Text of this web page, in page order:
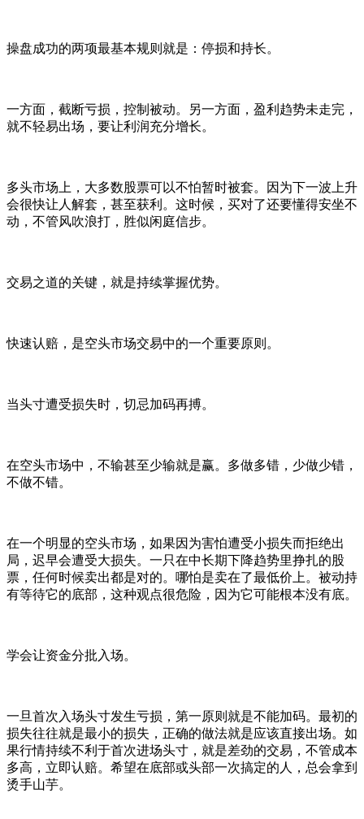
操盘成功的两项最基本规则就是：停损和持长。
一方面，截断亏损，控制被动。另一方面，盈利趋势未走完，
就不轻易出场，要让利润充分增长。
多头市场上，大多数股票可以不怕暂时被套。因为下一波上升
会很快让人解套，甚至获利。这时候，买对了还要懂得安坐不
动，不管风吹浪打，胜似闲庭信步。
交易之道的关键，就是持续掌握优势。
快速认赔，是空头市场交易中的一个重要原则。
当头寸遭受损失时，切忌加码再搏。
在空头市场中，不输甚至少输就是赢。多做多错，少做少错，
不做不错。
在一个明显的空头市场，如果因为害怕遭受小损失而拒绝出
局，迟早会遭受大损失。一只在中长期下降趋势里挣扎的股
票，任何时候卖出都是对的。哪怕是卖在了最低价上。被动持
有等待它的底部，这种观点很危险，因为它可能根本没有底。
学会让资金分批入场。
一旦首次入场头寸发生亏损，第一原则就是不能加码。最初的
损失往往就是最小的损失，正确的做法就是应该直接出场。如
果行情持续不利于首次进场头寸，就是差劲的交易，不管成本
多高，立即认赔。希望在底部或头部一次搞定的人，总会拿到
烫手山芋。